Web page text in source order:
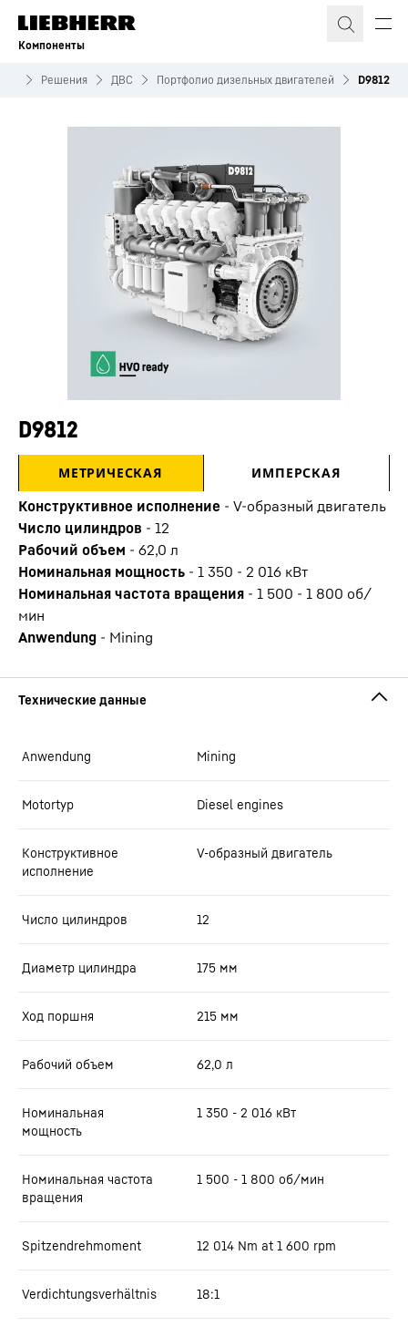
Компоненты
Решения ДВС Портфолио дизельных двигателей D9812
D9812
МЕТРИЧЕСКАЯ ИМПЕРСКАЯ
Конструктивное исполнение - V-образный двигатель
Число цилиндров - 12
Рабочий объем - 62,0 л
Номинальная мощность - 1 350 - 2 016 кВт
Номинальная частота вращения - 1 500 - 1 800 об/
мин
Anwendung - Mining
Anwendung Mining
Motortyp Diesel engines
Конструктивное
исполнение
V-образный двигатель
Число цилиндров 12
Диаметр цилиндра 175 мм
Ход поршня 215 мм
Рабочий объем 62,0 л
Номинальная
мощность
1 350 - 2 016 кВт
Номинальная частота
вращения
1 500 - 1 800 об/мин
Spitzendrehmoment 12 014 Nm at 1 600 rpm
Verdichtungsverhältnis 18:1